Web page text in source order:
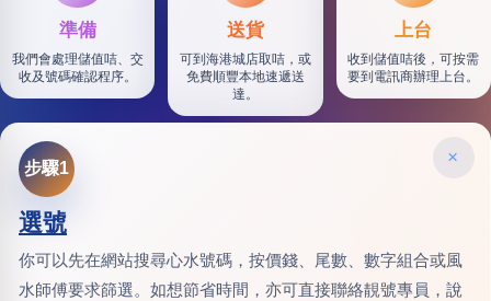
準備
我們會處理儲值咭、交
收及號碼確認程序。
送貨
可到海港城店取咭，或
免費順豐本地速遞送
達。
上台
收到儲值咭後，可按需
要到電訊商辦理上台。
×
步驟1
選號
你可以先在網站搜尋心水號碼，按價錢、尾數、數字組合或風
水師傅要求篩選。如想節省時間，亦可直接聯絡靚號專員，說